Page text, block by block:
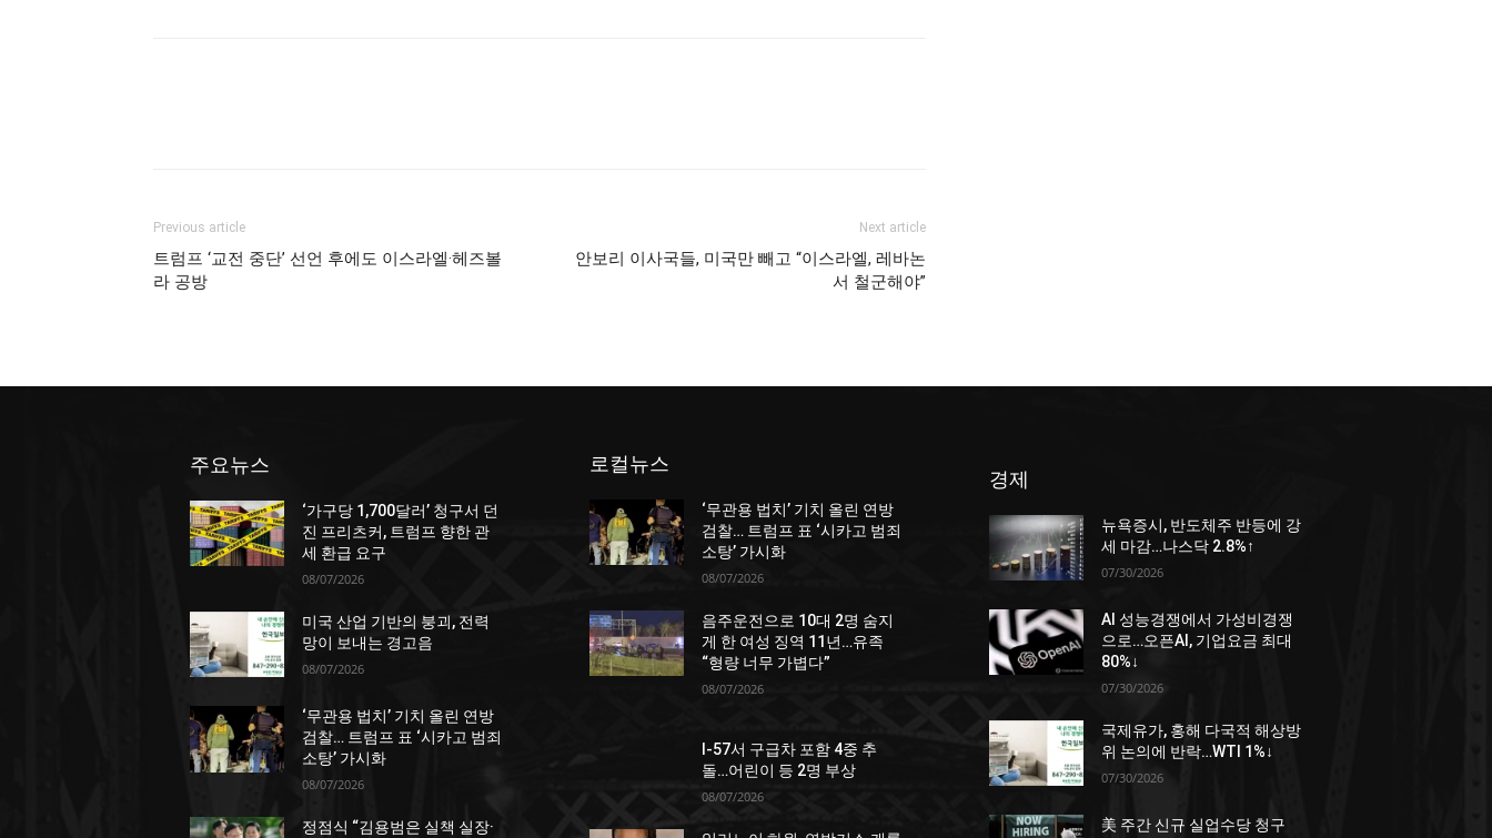
Previous article
트럼프 ‘교전 중단’ 선언 후에도 이스라엘·헤즈볼
라 공방
Next article
안보리 이사국들, 미국만 빼고 “이스라엘, 레바논
서 철군해야”
주요뉴스
‘가구당 1,700달러’ 청구서 던
진 프리츠커, 트럼프 향한 관
세 환급 요구
08/07/2026
미국 산업 기반의 붕괴, 전력
망이 보내는 경고음
08/07/2026
‘무관용 법치’ 기치 올린 연방
검찰… 트럼프 표 ‘시카고 범죄
소탕’ 가시화
08/07/2026
정점식 “김용범은 실책 실장·
로컬뉴스
‘무관용 법치’ 기치 올린 연방
검찰… 트럼프 표 ‘시카고 범죄
소탕’ 가시화
08/07/2026
음주운전으로 10대 2명 숨지
게 한 여성 징역 11년…유족
“형량 너무 가볍다”
08/07/2026
I-57서 구급차 포함 4중 추
돌…어린이 등 2명 부상
08/07/2026
경제
뉴욕증시, 반도체주 반등에 강
세 마감…나스닥 2.8%↑
07/30/2026
AI 성능경쟁에서 가성비경쟁
으로…오픈AI, 기업요금 최대
80%↓
07/30/2026
국제유가, 홍해 다국적 해상방
위 논의에 반락…WTI 1%↓
07/30/2026
美 주간 신규 실업수당 청구